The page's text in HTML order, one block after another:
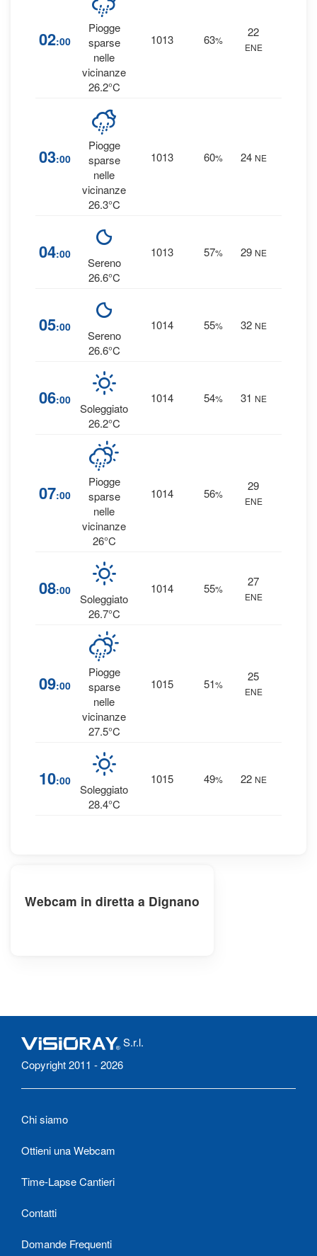
02:00
Piogge
sparse
nelle
vicinanze
26.2°C
1013 63%
22
ENE
03:00
Piogge
sparse
nelle
vicinanze
26.3°C
1013 60% 24 NE
04:00
Sereno
26.6°C
1013 57% 29 NE
05:00
Sereno
26.6°C
1014 55% 32 NE
06:00
Soleggiato
26.2°C
1014 54% 31 NE
07:00
Piogge
sparse
nelle
vicinanze
26°C
1014 56%
29
ENE
08:00
Soleggiato
26.7°C
1014 55%
27
ENE
09:00
Piogge
sparse
nelle
vicinanze
27.5°C
1015 51%
25
ENE
10:00
Soleggiato
28.4°C
1015 49% 22 NE
Webcam in diretta a Dignano
S.r.l.
Copyright 2011 - 2026
Chi siamo
Ottieni una Webcam
Time-Lapse Cantieri
Contatti
Domande Frequenti